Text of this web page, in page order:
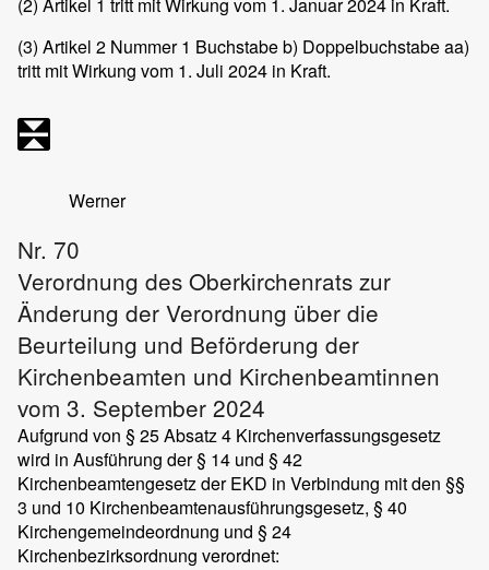
(3) Artikel 2 Nummer 1 Buchstabe b) Doppelbuchstabe aa)
tritt mit Wirkung vom 1. Juli 2024 in Kraft.
Werner
Nr. 70
Verordnung des Oberkirchenrats zur
Änderung der Verordnung über die
Beurteilung und Beförderung der
Kirchenbeamten und Kirchenbeamtinnen
vom 3. September 2024
Aufgrund von § 25 Absatz 4 Kirchenverfassungsgesetz
wird in Ausführung der § 14 und § 42
Kirchenbeamtengesetz der EKD in Verbindung mit den §§
3 und 10 Kirchenbeamtenausführungsgesetz, § 40
Kirchengemeindeordnung und § 24
Kirchenbezirksordnung verordnet: